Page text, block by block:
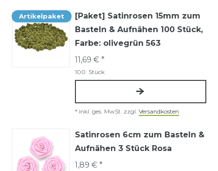
Artikelpaket
[Paket] Satinrosen 15mm zum
Basteln & Aufnähen 100 Stück,
Farbe: olivegrün 563
11,69 € *
100 Stück
* inkl. ges. MwSt. zzgl. Versandkosten
Satinrosen 6cm zum Basteln &
Aufnähen 3 Stück Rosa
1,89 € *